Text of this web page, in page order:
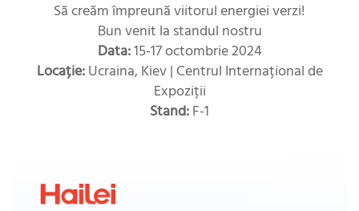
Să creăm împreună viitorul energiei verzi!
Bun venit la standul nostru
Data:15-17 octombrie 2024
Locație: Ucraina, Kiev | Centrul Internațional de
Expoziții
Stand: F-1